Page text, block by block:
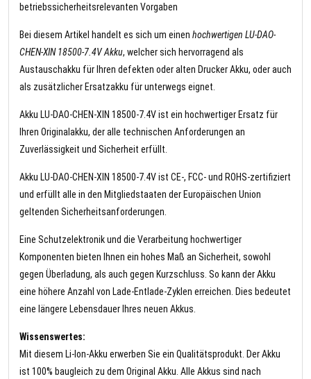
betriebssicherheitsrelevanten Vorgaben
Bei diesem Artikel handelt es sich um einen hochwertigen LU-DAO-
CHEN-XIN 18500-7.4V Akku, welcher sich hervorragend als
Austauschakku für Ihren defekten oder alten Drucker Akku, oder auch
als zusätzlicher Ersatzakku für unterwegs eignet.
Akku LU-DAO-CHEN-XIN 18500-7.4V ist ein hochwertiger Ersatz für
Ihren Originalakku, der alle technischen Anforderungen an
Zuverlässigkeit und Sicherheit erfüllt.
Akku LU-DAO-CHEN-XIN 18500-7.4V ist CE-, FCC- und ROHS-zertifiziert
und erfüllt alle in den Mitgliedstaaten der Europäischen Union
geltenden Sicherheitsanforderungen.
Eine Schutzelektronik und die Verarbeitung hochwertiger
Komponenten bieten Ihnen ein hohes Maß an Sicherheit, sowohl
gegen Überladung, als auch gegen Kurzschluss. So kann der Akku
eine höhere Anzahl von Lade-Entlade-Zyklen erreichen. Dies bedeutet
eine längere Lebensdauer Ihres neuen Akkus.
Wissenswertes:
Mit diesem Li-Ion-Akku erwerben Sie ein Qualitätsprodukt. Der Akku
ist 100% baugleich zu dem Original Akku. Alle Akkus sind nach